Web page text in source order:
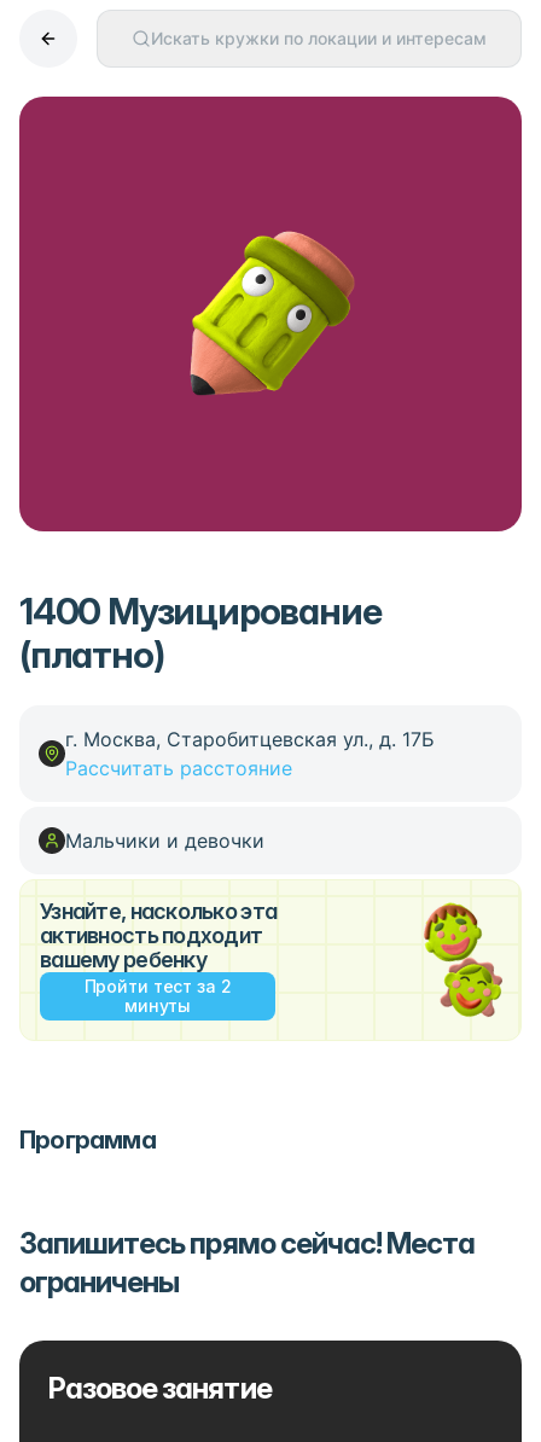
Искать кружки по локации и интересам
1400 Музицирование
(платно)
г. Москва, Старобитцевская ул., д. 17Б
Рассчитать расстояние
Мальчики и девочки
Узнайте, насколько эта
активность подходит
вашему ребенку
Пройти тест за 2
минуты
Программа
Запишитесь прямо сейчас! Места
ограничены
Разовое занятие